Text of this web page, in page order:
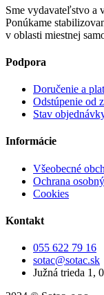
Sme vydavateľstvo a
Ponúkame
v oblasti miestnej
Podpora
Doručenie a
Odstúpenie od
Stav
Informácie
Všeobecné
Ochrana
Cookies
Kontakt
055 622 79 16
sotac@sotac.sk
Južná trieda 1,